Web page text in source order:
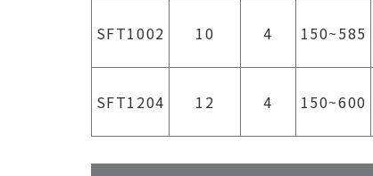
SFT1002 10 4 150~585
SFT1204 12 4 150~600